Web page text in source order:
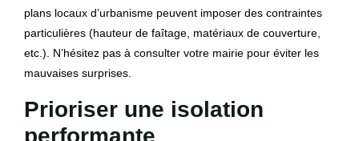
plans locaux d’urbanisme peuvent imposer des contraintes
particulières (hauteur de faîtage, matériaux de couverture,
etc.). N’hésitez pas à consulter votre mairie pour éviter les
mauvaises surprises.
Prioriser une isolation
performante